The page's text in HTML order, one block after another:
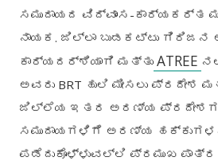
ಸಮುದಾಯದ ವಿದ್ವಾಂಸ -ಕಾರ್ಯಕರ್ತ
ನಾಯಕ. ಜಿಲ್ಲಾ ಬುಡಕಟ್ಟು ಗಿರಿಜನ
ಕಾರ್ಯದರ್ಶಿಯಾಗಿ ಮತ್ತು ATREE
ಅವರು BRT ಹುಲಿ ಮೀಸಲು ಪ್ರದೇಶ
ಜಿಲ್ಲೆಯ ಇತರ ಅರಣ್ಯ
ಸಮುದಾಯಗಳಿಗೆ ಅರಣ್ಯ
ಪಡೆದುಕೊಳ್ಳುವಲ್ಲಿ ಪ್ರಮುಖ